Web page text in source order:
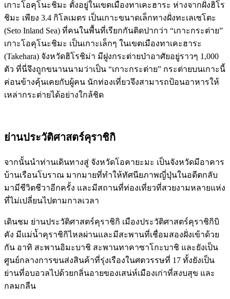
เกาะโอคุโนะชิมะ ตั้งอยู่ในเขตเมืองทาเคะฮาระ ห่างจากฝั่งฮิโร
ชิมะ เพียง 3.4 กิโลเมตร เป็นเกาะขนาดเล็กทางฝั่งทะเลเซโตะ
(Seto Inland Sea) ที่คนในพื้นที่เรียกกันติดปากว่า “เกาะกระต่าย”
เกาะโอคุโนะชิมะ เป็นเกาะเล็กๆ ในเขตเมืองทาเคะฮาระ
(Takehara) จังหวัดฮิโรชิม่า มีฝูงกระต่ายป่าอาศัยอยู่ราวๆ 1,000
ตัว ที่นี่จึงถูกขนานนามว่าเป็น “เกาะกระต่าย” กระต่ายบนเกาะนี้
ค่อนข้างคุ้นเคยกับผู้คน นักท่องเที่ยวจึงสามารถป้อนอาหารให้
เหล่ากระต่ายได้อย่างใกล้ชิด
ย่านประวัติศาสตร์คุราชิกิ
จากนั้นนำท่านเดินทางสู่ จังหวัดโอคายะมะ เป็นจังหวัดมีอาคาร
บ้านเรือนโบราณ มากมายที่ทำให้ทัศนียภาพญี่ปุ่นในอดีตกลับ
มามีชีวิตชีวาอีกครั้ง และมีสถานที่ท่องเที่ยวที่สวยงามหลายแห่ง
ที่ไม่เปลี่ยนไปตามกาลเวลา
เดินชม ย่านประวัติศาสตร์คุราชิกิ เมืองประวัติศาสตร์คุราชิกิบิ
คัง มีแม่น้ำคุราชิกิไหลผ่านและมีสะพานที่เชื่อมสองฝั่งเข้าด้วย
กัน อาทิ สะพานอิมะบาชิ สะพานทาคาซาโกะบาชิ และยังเป็น
ศูนย์กลางการขนส่งสินค้าที่รุ่งเรืองในศตวรรษที่ 17 ทั้งยังเป็น
ย่านที่อบอวลไปด้วยกลิ่นอายของเสน่ห์เมืองเก่าที่สงบสุข และ
กลมกลืน